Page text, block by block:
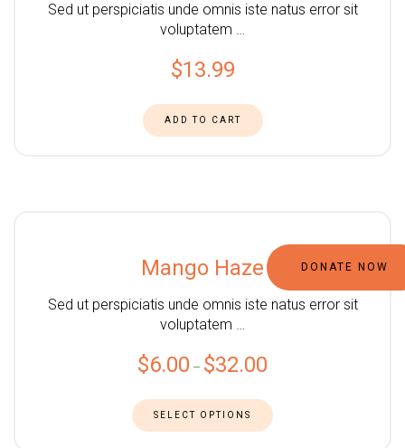
Sed ut perspiciatis unde omnis iste natus error sit
voluptatem …
$13.99
ADD TO CART
Mango Haze
Sed ut perspiciatis unde omnis iste natus error sit
voluptatem …
$6.00 – $32.00
SELECT OPTIONS
DONATE NOW